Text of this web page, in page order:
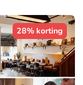
28% korting